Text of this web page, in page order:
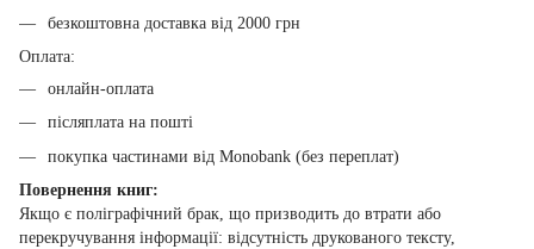
безкоштовна доставка від 2000 грн
Оплата:
онлайн-оплата
післяплата на пошті
покупка частинами від Monobank (без переплат)
Повернення книг:
Якщо є поліграфічний брак, що призводить до втрати або
перекручування інформації: відсутність друкованого тексту,